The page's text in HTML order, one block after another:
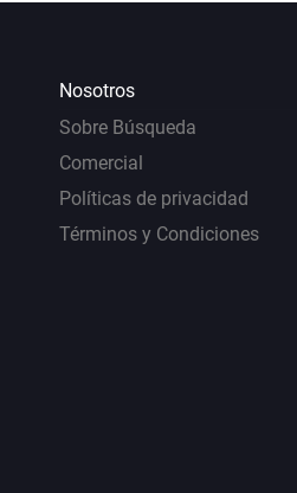
Nosotros
Sobre Búsqueda
Comercial
Políticas de privacidad
Términos y Condiciones